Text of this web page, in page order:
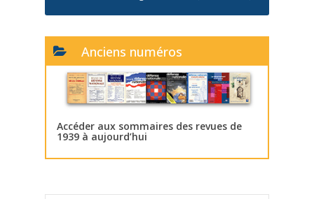
Anciens numéros
Accéder aux sommaires des revues de
1939 à aujourd’hui